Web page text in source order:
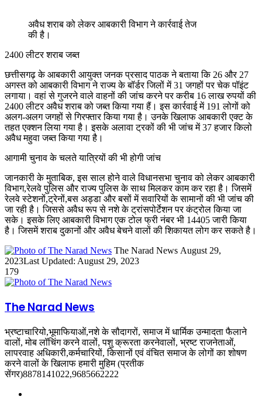
अवैध शराब को लेकर आबकारी विभाग ने कार्रवाई तेज
की है।
2400 लीटर शराब जब्त
छत्तीसगढ़ के आबकारी आयुक्त जनक प्रसाद पाठक ने बताया कि 26 और 27
अगस्त को आबकारी विभाग ने राज्य के बॉर्डर जिलों में 31 जगहों पर चेक पॉइंट
लगाया। वहां से गुजरने वाले वाहनों की जांच करने पर करीब 16 लाख रुपयों की
2400 लीटर अवैध शराब को जब्त किया गया हैं। इस कार्रवाई में 191 लोगों को
अलग-अलग जगहों से गिरफ्तार किया गया है। उनके खिलाफ आबकारी एक्ट के
तहत एक्शन लिया गया है। इसके अलावा ट्रकों की भी जांच में 37 हजार किलो
अवैध महुवा जब्त किया गया है।
आगामी चुनाव के चलते यात्रियों की भी होगी जांच
जानकारी के मुताबिक, इस साल होने वाले विधानसभा चुनाव को लेकर आबकारी
विभाग,रेलवे पुलिस और राज्य पुलिस के साथ मिलकर काम कर रहा है। जिसमें
रेलवे स्टेशनों,ट्रेनों,बस अड्डा और बसों में सवारियों के सामानों की भी जांच की
जा रही है। जिससे अवैध रूप से नशे के ट्रांसपोर्टेशन पर कंट्रोल किया जा
सके। इसके लिए आबकारी विभाग एक टोल फ्री नंबर भी 14405 जारी किया
है। जिसमें शराब दुकानों और अवैध बेचने वालों की शिकायत लोग कर सकते है।
The Narad News Send
August 29,
2023Last Updated: August 29, 2023
179
The Narad News
भ्रष्टाचारियो,भूमाफियाओं,नशे के सौदागरों, समाज में धार्मिक उन्मादता फैलाने
वालों, मोब लॉचिंग करने वालों, पशु क्रूरता करनेवालों, भ्रष्ट राजनेताओं,
लापरवाह अधिकारी,कर्मचारियों, किसानों एवं वंचित समाज के लोगों का शोषण
करने वालों के खिलाफ हमारी मुहिम (प्रतीक
सेंगर)8878141022,9685662222